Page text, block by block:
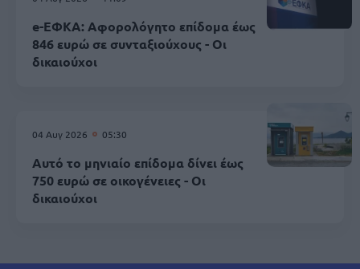
e-ΕΦΚΑ: Αφορολόγητο επίδομα έως
846 ευρώ σε συνταξιούχους - Οι
δικαιούχοι
04 Αυγ 2026 05:30
Αυτό το μηνιαίο επίδομα δίνει έως
750 ευρώ σε οικογένειες - Οι
δικαιούχοι